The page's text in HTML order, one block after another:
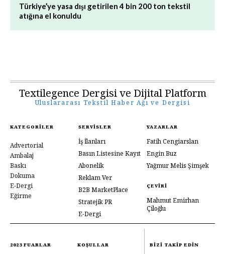
Türkiye’ye yasa dışı getirilen 4 bin 200 ton tekstil
atığına el konuldu
Textilegence Dergisi ve Dijital Platform
Uluslararası Tekstil Haber Ağı ve Dergisi
KATEGORILER
Advertorial
Ambalaj
Baskı
Dokuma
E-Dergi
Eğirme
SERVISLER
İş İlanları
Basın Listesine Kayıt
Abonelik
Reklam Ver
B2B MarketPlace
Stratejik PR
E-Dergi
YAZARLAR
Fatih Cengiarslan
Engin Buz
Yağmur Melis Şimşek
ÇEVIRI
Mahmut Emirhan
Çiloğlu
2023 FUARLAR KOŞULLAR BIZI TAKIP EDIN